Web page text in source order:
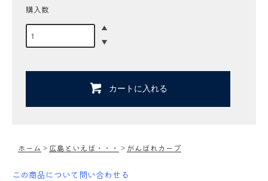
購入数
カートに入れる
ホーム > 広島といえば・・・ > がんばれカープ
この商品について問い合わせる